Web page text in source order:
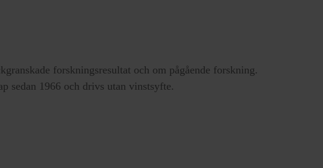
forskningsresultat och om pågående forskning.
sedan 1966 och drivs utan vinstsyfte.